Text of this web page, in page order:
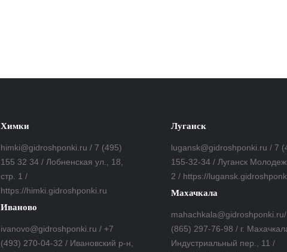
Химки
himki@gidroshponki.ru / 7 (495)
155 32 34 / Лобненская ул., 18,
стр. 1 /
https://himki.gidroshponki.ru
Иваново
ivanovo@gidroshponki.ru / +7
(493) 270-04-32 / Ивановский р-н,
Луганск
lugansk@gidroshponki.ru / 7
155-32-34 / Луганск
2 / https://
Махачкала
(865) 297-76-98 / г.
Индустриальный пер., 11 /